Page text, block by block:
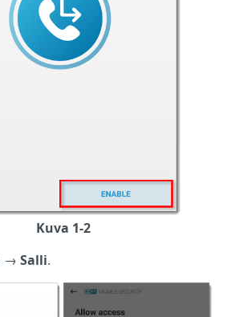
Kuva 1-2
→ Salli.